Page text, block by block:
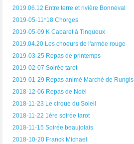
2019.06.12 Entre terre et rivière Bonneval
2019-05-11*18 Chorges
2019-05-09 K Cabaret à Tinqueux
2019.04.20 Les choeurs de l'armée rouge
2019-03-25 Repas de printemps
2019-02-07 Soirée tarot
2019-01-29 Repas animé Marché de Rungis
2018-12-06 Repas de Noël
2018-11-23 Le cirque du Soleil
2018-11-22 1ère soirée tarot
2018-11-15 Soirée beaujolais
2018-10-20 Franck Michael